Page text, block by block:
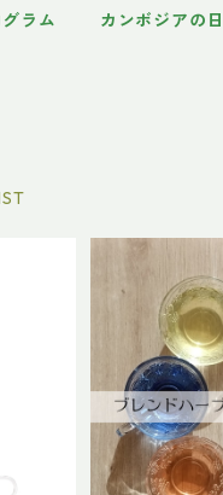
ラム カンボジアの
潤-U
ブレンドハ